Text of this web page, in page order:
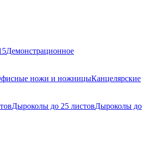
Демонстрационное
ножи и ножницыКанцелярские
Дыроколы до 25 листовДыроколы до